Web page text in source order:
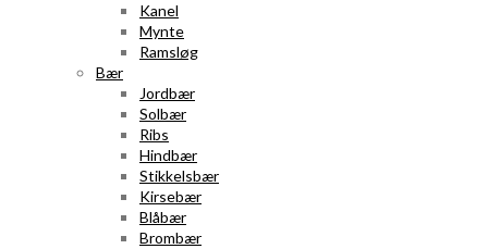
Kanel
Mynte
Ramsløg
Bær
Jordbær
Solbær
Ribs
Hindbær
Stikkelsbær
Kirsebær
Blåbær
Brombær